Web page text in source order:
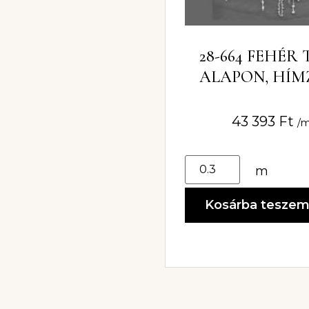
28-664 FEHÉR
ALAPON,
43 393 Ft /
m
Kosárba teszem